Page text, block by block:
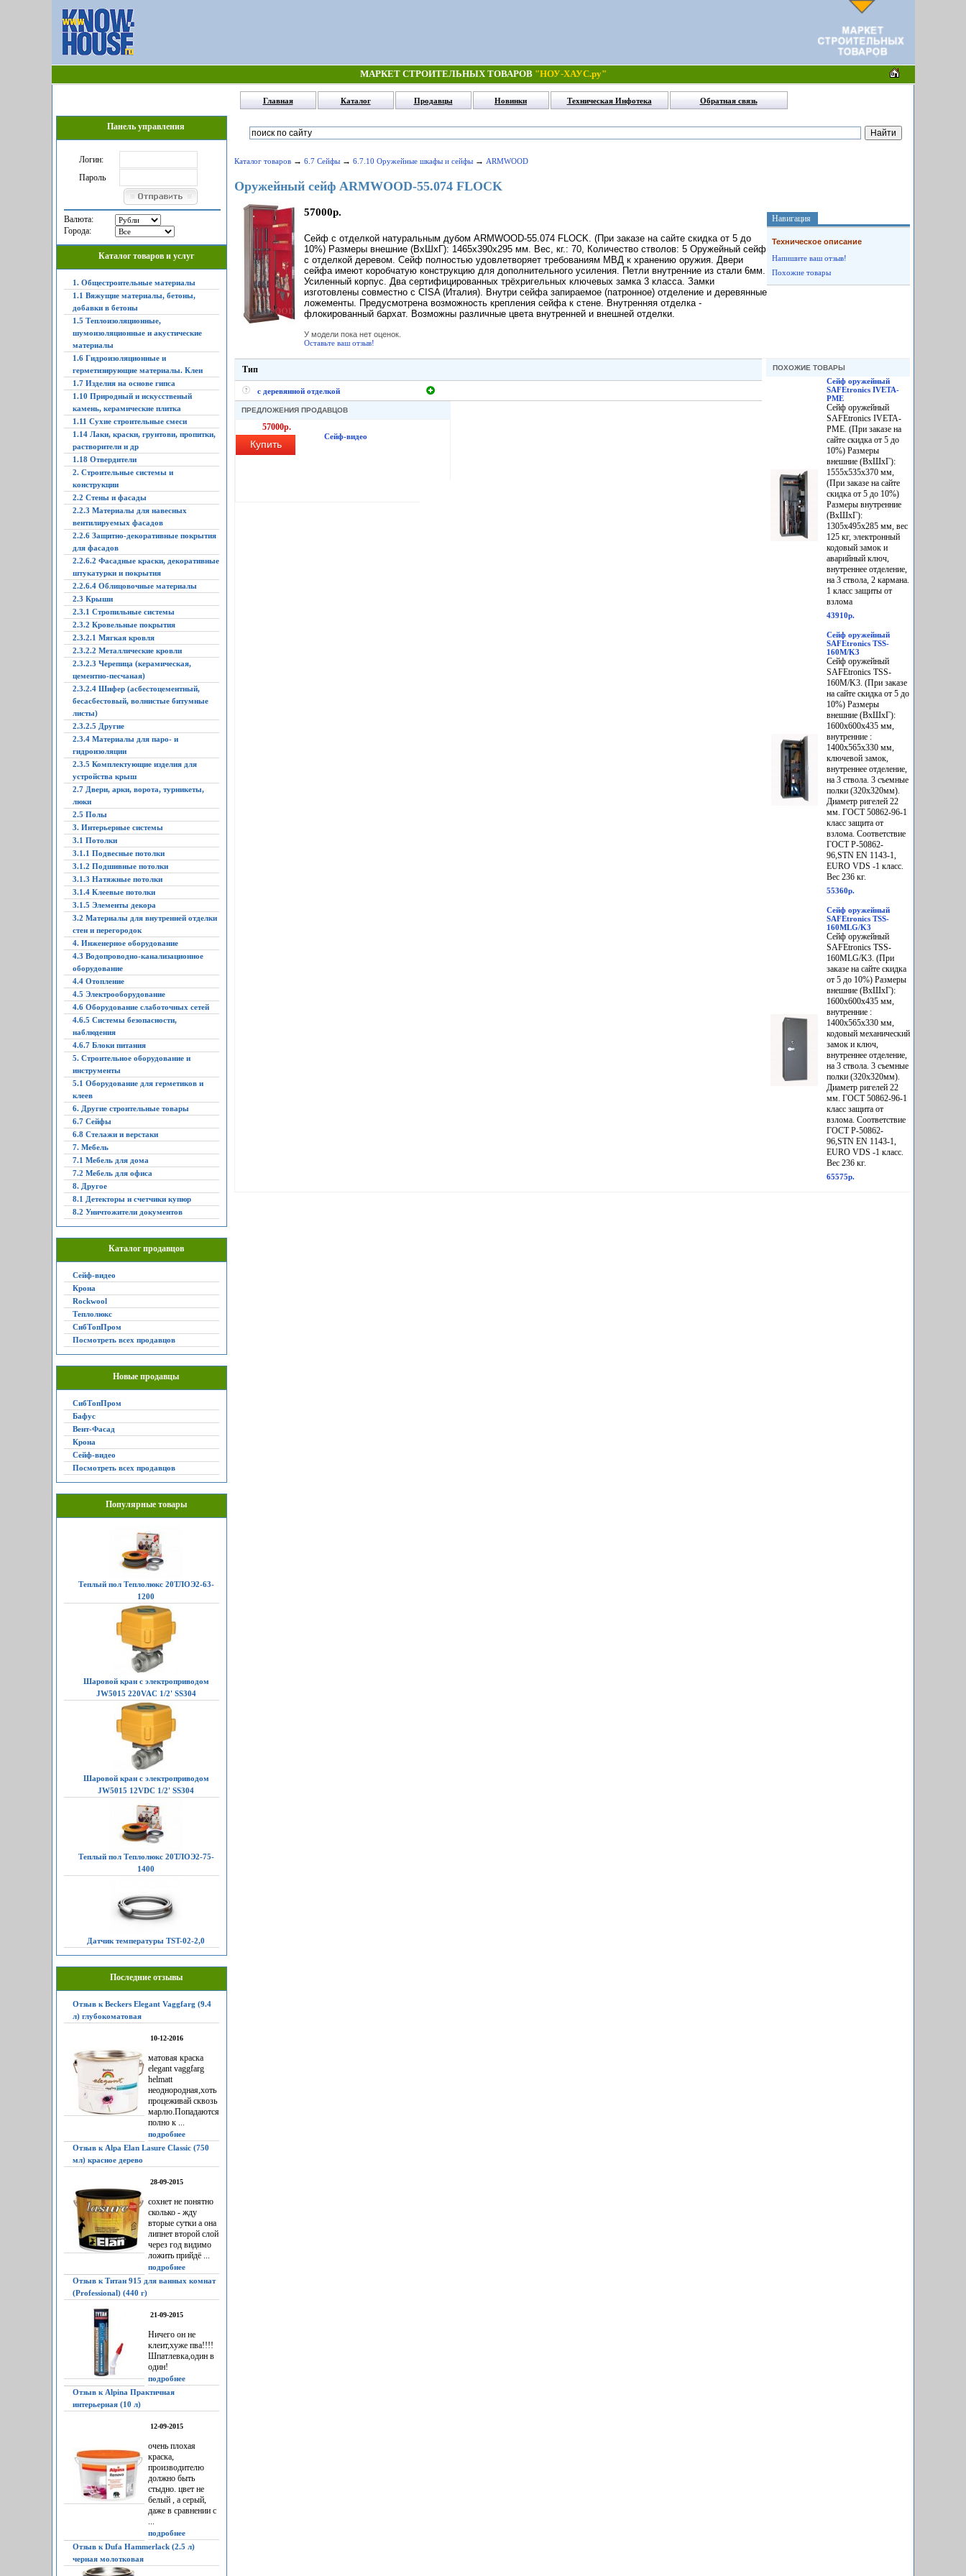
МАРКЕТ СТРОИТЕЛЬНЫХ ТОВАРОВ "НОУ-ХАУС.ру"
Главная Каталог Продавцы Новинки Техническая Инфотека Обратная связь
Панель управления
Логин:
Пароль
Валюта:
Города:
Каталог товаров и услуг
1. Общестроительные материалы
1.1 Вяжущие материалы, бетоны,
добавки в бетоны
1.5 Теплоизоляционные,
шумоизоляционные и акустические
материалы
1.6 Гидроизоляционные и
герметизирующие материалы. Клеи
1.7 Изделия на основе гипса
1.10 Природный и искусственый
камень, керамические плитка
1.11 Сухие строительные смеси
1.14 Лаки, краски, грунтови, пропитки,
растворители и др
1.18 Отвердители
2. Строительные системы и
конструкции
2.2 Стены и фасады
2.2.3 Материалы для навесных
вентилируемых фасадов
2.2.6 Защитно-декоративные покрытия
для фасадов
2.2.6.2 Фасадные краски, декоративные
штукатурки и покрытия
2.2.6.4 Облицовочные материалы
2.3 Крыши
2.3.1 Стропильные системы
2.3.2 Кровельные покрытия
2.3.2.1 Мягкая кровля
2.3.2.2 Металлические кровли
2.3.2.3 Черепица (керамическая,
цементно-песчаная)
2.3.2.4 Шифер (асбестоцементный,
бесасбестовый, волнистые битумные
листы)
2.3.2.5 Другие
2.3.4 Материалы для паро- и
гидроизоляции
2.3.5 Комплектующие изделия для
устройства крыш
2.7 Двери, арки, ворота, турникеты,
люки
2.5 Полы
3. Интерьерные системы
3.1 Потолки
3.1.1 Подвесные потолки
3.1.2 Подшивные потолки
3.1.3 Натяжные потолки
3.1.4 Клеевые потолки
3.1.5 Элементы декора
3.2 Материалы для внутренней отделки
стен и перегородок
4. Инженерное оборудование
4.3 Водопроводно-канализационное
оборудование
4.4 Отопление
4.5 Электрооборудование
4.6 Оборудование слаботочных сетей
4.6.5 Системы безопасности,
наблюдения
4.6.7 Блоки питания
5. Строительное оборудование и
инструменты
5.1 Оборудование для герметиков и
клеев
6. Другие строительные товары
6.7 Сейфы
6.8 Стелажи и верстаки
7. Мебель
7.1 Мебель для дома
7.2 Мебель для офиса
8. Другое
8.1 Детекторы и счетчики купюр
8.2 Уничтожители документов
Каталог продавцов
Сейф-видео
Крона
Rockwool
Теплолюкс
СибТопПром
Посмотреть всех продавцов
Новые продавцы
СибТопПром
Бафус
Вент-Фасад
Крона
Сейф-видео
Посмотреть всех продавцов
Популярные товары
Теплый пол Теплолюкс 20ТЛОЭ2-63-
1200
Шаровой кран с электроприводом
JW5015 220VAC 1/2' SS304
Шаровой кран с электроприводом
JW5015 12VDC 1/2' SS304
Теплый пол Теплолюкс 20ТЛОЭ2-75-
1400
Датчик температуры TST-02-2,0
Последние отзывы
Отзыв к Beckers Elegant Vaggfarg (9.4
л) глубокоматовая
10-12-2016
матовая краска
elegant vaggfarg
helmatt
неоднородная,хоть
процеживай сквозь
марлю.Попадаются
полно к ...
подробнее
Отзыв к Alpa Elan Lasure Classic (750
мл) красное дерево
28-09-2015
сохнет не понятно
сколько - жду
вторые сутки а она
липнет второй слой
через год видимо
ложить прийдё ...
подробнее
Отзыв к Титан 915 для ванных комнат
(Professional) (440 г)
21-09-2015
Ничего он не
клеит,хуже пва!!!!
Шпатлевка,один в
один!
подробнее
Отзыв к Alpina Практичная
интерьерная (10 л)
12-09-2015
очень плохая
краска,
производителю
должно быть
стыдно. цвет не
белый , а серый,
даже в сравнении с
...
подробнее
Отзыв к Dufa Hammerlack (2.5 л)
черная молотковая
Каталог товаров → 6.7 Сейфы → 6.7.10 Оружейные шкафы и сейфы → ARMWOOD
Оружейный сейф ARMWOOD-55.074 FLOCK
57000р.
Сейф с отделкой натуральным дубом ARMWOOD-55.074 FLOCK. (При заказе на сайте скидка от 5 до
10%) Размеры внешние (ВхШхГ): 1465х390х295 мм. Вес, кг.: 70, Количество стволов: 5 Оружейный сейф
с отделкой деревом. Сейф полностью удовлетворяет требованиям МВД к хранению оружия. Двери
сейфа имеют коробчатую конструкцию для дополнительного усиления. Петли внутренние из стали 6мм.
Усиленный корпус. Два сертифицированных трёхригельных ключевых замка 3 класса. Замки
изготовлены совместно с CISA (Италия). Внутри сейфа запираемое (патронное) отделение и деревянные
ложементы. Предусмотрена возможность крепления сейфа к стене. Внутренняя отделка -
флокированный бархат. Возможны различные цвета внутренней и внешней отделки.
У модели пока нет оценок.
Оставьте ваш отзыв!
Навигация
Техническое описание
Напишите ваш отзыв!
Похожие товары
Тип
с деревянной отделкой
ПРЕДЛОЖЕНИЯ ПРОДАВЦОВ
57000р.
Купить
Сейф-видео
ПОХОЖИЕ ТОВАРЫ
Сейф оружейный
SAFEtronics IVETA-
PME
Сейф оружейный
SAFEtronics IVETA-
PME. (При заказе на
сайте скидка от 5 до
10%) Размеры
внешние (ВхШхГ):
1555х535х370 мм,
(При заказе на сайте
скидка от 5 до 10%)
Размеры внутренние
(ВхШхГ):
1305х495х285 мм, вес
125 кг, электронный
кодовый замок и
аварийный ключ,
внутреннее отделение,
на 3 ствола, 2 кармана.
1 класс защиты от
взлома
43910р.
Сейф оружейный
SAFEtronics TSS-
160M/K3
Сейф оружейный
SAFEtronics TSS-
160M/K3. (При заказе
на сайте скидка от 5 до
10%) Размеры
внешние (ВхШхГ):
1600х600х435 мм,
внутренние :
1400х565х330 мм,
ключевой замок,
внутреннее отделение,
на 3 ствола. 3 съемные
полки (320х320мм).
Диаметр ригелей 22
мм. ГОСТ 50862-96-1
класс защита от
взлома. Соответствие
ГОСТ Р-50862-
96,STN EN 1143-1,
EURO VDS -1 класс.
Вес 236 кг.
55360р.
Сейф оружейный
SAFEtronics TSS-
160MLG/K3
Сейф оружейный
SAFEtronics TSS-
160MLG/K3. (При
заказе на сайте скидка
от 5 до 10%) Размеры
внешние (ВхШхГ):
1600х600х435 мм,
внутренние :
1400х565х330 мм,
кодовый механический
замок и ключ,
внутреннее отделение,
на 3 ствола. 3 съемные
полки (320х320мм).
Диаметр ригелей 22
мм. ГОСТ 50862-96-1
класс защита от
взлома. Соответствие
ГОСТ Р-50862-
96,STN EN 1143-1,
EURO VDS -1 класс.
Вес 236 кг.
65575р.